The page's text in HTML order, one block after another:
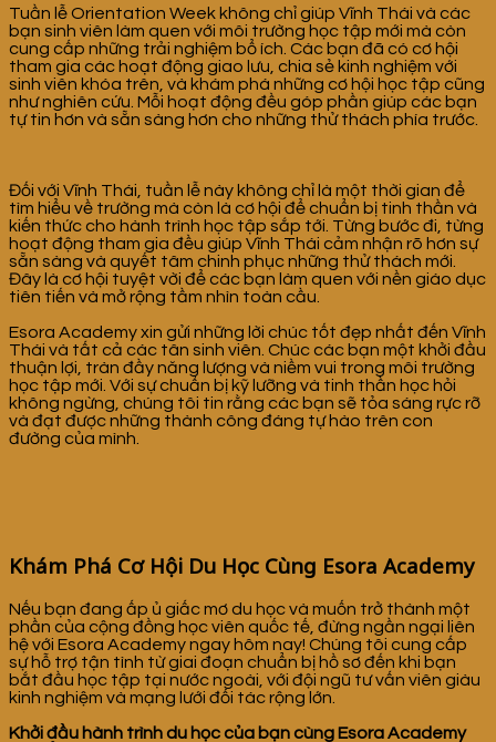
Tuần lễ Orientation Week không chỉ giúp Vĩnh Thái và các
bạn sinh viên làm quen với môi trường học tập mới mà còn
cung cấp những trải nghiệm bổ ích. Các bạn đã có cơ hội
tham gia các hoạt động giao lưu, chia sẻ kinh nghiệm với
sinh viên khóa trên, và khám phá những cơ hội học tập cũng
như nghiên cứu. Mỗi hoạt động đều góp phần giúp các bạn
tự tin hơn và sẵn sàng hơn cho những thử thách phía trước.
Đối với Vĩnh Thái, tuần lễ này không chỉ là một thời gian để
tìm hiểu về trường mà còn là cơ hội để chuẩn bị tinh thần và
kiến thức cho hành trình học tập sắp tới. Từng bước đi, từng
hoạt động tham gia đều giúp Vĩnh Thái cảm nhận rõ hơn sự
sẵn sàng và quyết tâm chinh phục những thử thách mới.
Đây là cơ hội tuyệt vời để các bạn làm quen với nền giáo dục
tiên tiến và mở rộng tầm nhìn toàn cầu.
Esora Academy xin gửi những lời chúc tốt đẹp nhất đến Vĩnh
Thái và tất cả các tân sinh viên. Chúc các bạn một khởi đầu
thuận lợi, tràn đầy năng lượng và niềm vui trong môi trường
học tập mới. Với sự chuẩn bị kỹ lưỡng và tinh thần học hỏi
không ngừng, chúng tôi tin rằng các bạn sẽ tỏa sáng rực rỡ
và đạt được những thành công đáng tự hào trên con
đường của mình.
Khám Phá Cơ Hội Du Học Cùng Esora Academy
Nếu bạn đang ấp ủ giấc mơ du học và muốn trở thành một
phần của cộng đồng học viên quốc tế, đừng ngần ngại liên
hệ với Esora Academy ngay hôm nay! Chúng tôi cung cấp
sự hỗ trợ tận tình từ giai đoạn chuẩn bị hồ sơ đến khi bạn
bắt đầu học tập tại nước ngoài, với đội ngũ tư vấn viên giàu
kinh nghiệm và mạng lưới đối tác rộng lớn.
Khởi đầu hành trình du học của bạn cùng Esora Academy